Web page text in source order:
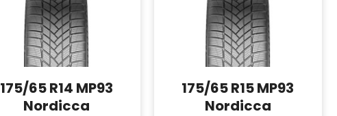
175/65 R14 MP93
Nordicca
175/65 R15 MP93
Nordicca